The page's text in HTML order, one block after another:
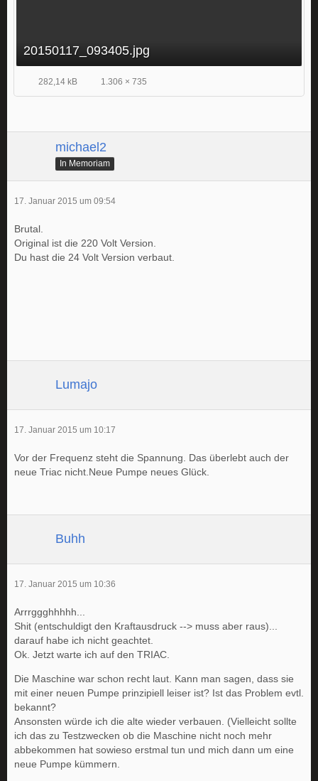
20150117_093405.jpg
282,14 kB 1.306 × 735
michael2
In Memoriam
17. Januar 2015 um 09:54
Brutal.
Original ist die 220 Volt Version.
Du hast die 24 Volt Version verbaut.
Lumajo
17. Januar 2015 um 10:17
Vor der Frequenz steht die Spannung. Das überlebt auch der
neue Triac nicht.Neue Pumpe neues Glück.
Buhh
17. Januar 2015 um 10:36
Arrrggghhhhh...
Shit (entschuldigt den Kraftausdruck --> muss aber raus)...
darauf habe ich nicht geachtet.
Ok. Jetzt warte ich auf den TRIAC.
Die Maschine war schon recht laut. Kann man sagen, dass sie
mit einer neuen Pumpe prinzipiell leiser ist? Ist das Problem evtl.
bekannt?
Ansonsten würde ich die alte wieder verbauen. (Vielleicht sollte
ich das zu Testzwecken ob die Maschine nicht noch mehr
abbekommen hat sowieso erstmal tun und mich dann um eine
neue Pumpe kümmern.